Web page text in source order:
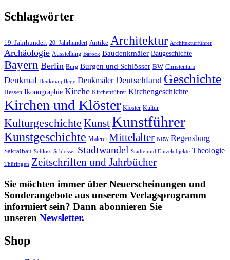
Schlagwörter
19. Jahrhundert 20. Jahrhundert Antike Architektur Architekturführer
Archäologie Ausstellung Barock Baudenkmäler Baugeschichte
Bayern Berlin Burg Burgen und Schlösser BW Christentum
Denkmal Denkmalpflege Denkmäler Deutschland Geschichte
Hessen Ikonographie Kirche Kirchenführer Kirchengeschichte
Kirchen und Klöster Klöster Kultur
Kulturgeschichte KunstKunstführer
Kunstgeschichte Malerei Mittelalter NRW Regensburg
Sakralbau Schloss Schlösser Stadtwandel Städte und Einzelobjekte Theologie
Thüringen Zeitschriften und Jahrbücher
Sie möchten immer über Neuerscheinungen und
Sonderangebote aus unserem Verlagsprogramm
informiert sein? Dann abonnieren Sie
unseren Newsletter.
Shop